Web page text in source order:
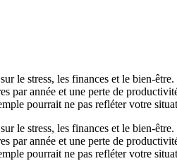
le stress, les finances et le bien-
par année et une perte de
pourrait ne pas refléter votre
le stress, les finances et le bien-
par année et une perte de
pourrait ne pas refléter votre